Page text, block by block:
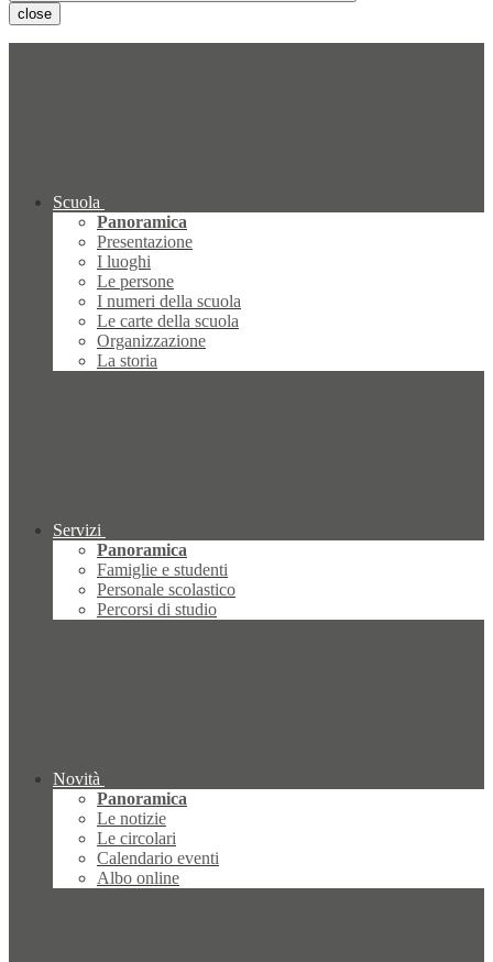
close
Scuola
Panoramica
Presentazione
I luoghi
Le persone
I numeri della scuola
Le carte della scuola
Organizzazione
La storia
Servizi
Panoramica
Famiglie e studenti
Personale scolastico
Percorsi di studio
Novità
Panoramica
Le notizie
Le circolari
Calendario eventi
Albo online